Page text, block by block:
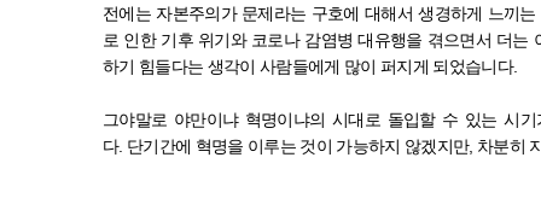
전에는 자본주의가 문제라는 구호에 대해서 생경하게 느끼
로 인한 기후 위기와 코로나 감염병 대유행을 겪으면서 더는
하기 힘들다는 생각이 사람들에게 많이 퍼지게 되었습니다.
그야말로 야만이냐 혁명이냐의 시대로 돌입할 수 있는 시
다. 단기간에 혁명을 이루는 것이 가능하지 않겠지만, 차분히